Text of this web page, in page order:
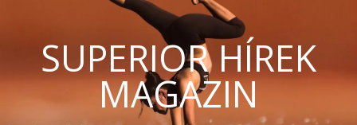
SUPERIOR HÍREK
MAGAZIN